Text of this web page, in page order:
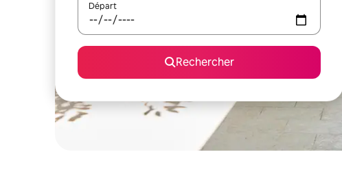
Départ
Rechercher